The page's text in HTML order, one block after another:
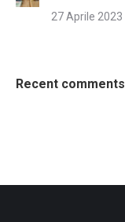
27 Aprile 2023
Recent comments